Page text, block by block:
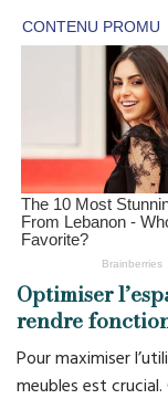
Optimiser
rendre
Pour maximiser
meubles est